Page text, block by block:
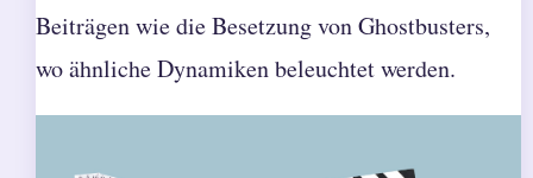
Beiträgen wiedie Besetzung von Ghostbusters,
wo ähnliche Dynamiken beleuchtet werden.